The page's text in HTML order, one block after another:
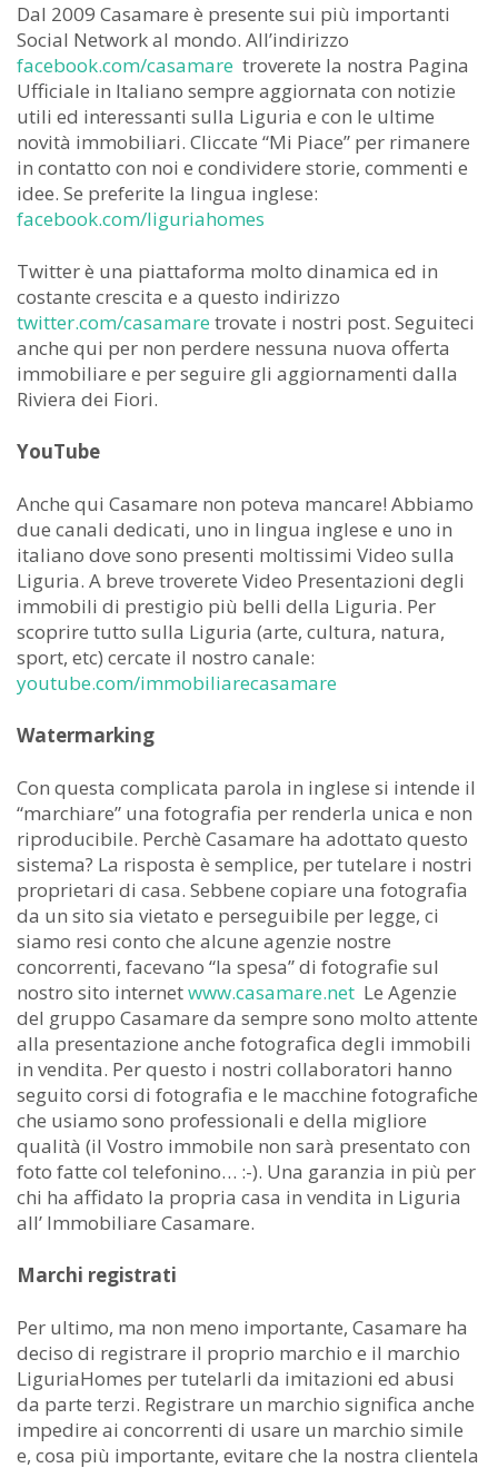
Dal 2009 Casamare è presente sui più importanti
Social Network al mondo. All’indirizzo
facebook.com/casamare troverete la nostra Pagina
Ufficiale in Italiano sempre aggiornata con notizie
utili ed interessanti sulla Liguria e con le ultime
novità immobiliari. Cliccate “Mi Piace” per rimanere
in contatto con noi e condividere storie, commenti e
idee. Se preferite la lingua inglese:
facebook.com/liguriahomes
Twitter è una piattaforma molto dinamica ed in
costante crescita e a questo indirizzo
twitter.com/casamare trovate i nostri post. Seguiteci
anche qui per non perdere nessuna nuova offerta
immobiliare e per seguire gli aggiornamenti dalla
Riviera dei Fiori.
YouTube
Anche qui Casamare non poteva mancare! Abbiamo
due canali dedicati, uno in lingua inglese e uno in
italiano dove sono presenti moltissimi Video sulla
Liguria. A breve troverete Video Presentazioni degli
immobili di prestigio più belli della Liguria. Per
scoprire tutto sulla Liguria (arte, cultura, natura,
sport, etc) cercate il nostro canale:
youtube.com/immobiliarecasamare
Watermarking
Con questa complicata parola in inglese si intende il
“marchiare” una fotografia per renderla unica e non
riproducibile. Perchè Casamare ha adottato questo
sistema? La risposta è semplice, per tutelare i nostri
proprietari di casa. Sebbene copiare una fotografia
da un sito sia vietato e perseguibile per legge, ci
siamo resi conto che alcune agenzie nostre
concorrenti, facevano “la spesa” di fotografie sul
nostro sito internetwww.casamare.net Le Agenzie
del gruppo Casamare da sempre sono molto attente
alla presentazione anche fotografica degli immobili
in vendita. Per questo i nostri collaboratori hanno
seguito corsi di fotografia e le macchine fotografiche
che usiamo sono professionali e della migliore
qualità (il Vostro immobile non sarà presentato con
foto fatte col telefonino… :-). Una garanzia in più per
chi ha affidato la propria casa in vendita in Liguria
all’ Immobiliare Casamare.
Marchi registrati
Per ultimo, ma non meno importante, Casamare ha
deciso di registrare il proprio marchio e il marchio
LiguriaHomes per tutelarli da imitazioni ed abusi
da parte terzi. Registrare un marchio significa anche
impedire ai concorrenti di usare un marchio simile
e, cosa più importante, evitare che la nostra clientela